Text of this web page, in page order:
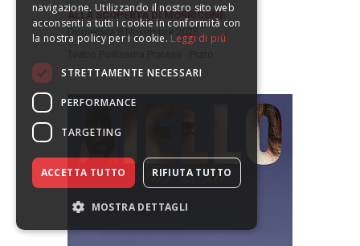
ALLA SCOPERTA DI MORRICONE
Domenica 8 Novembre 2026
navigazione. Utilizzando il nostro sito web
acconsenti a tutti i cookie in conformità con
la nostra policy per i cookie. Leggi di più
STRETTAMENTE NECESSARI
PERFORMANCE
TARGETING
ACCETTA TUTTO RIFIUTA TUTTO
MOSTRA DETTAGLI